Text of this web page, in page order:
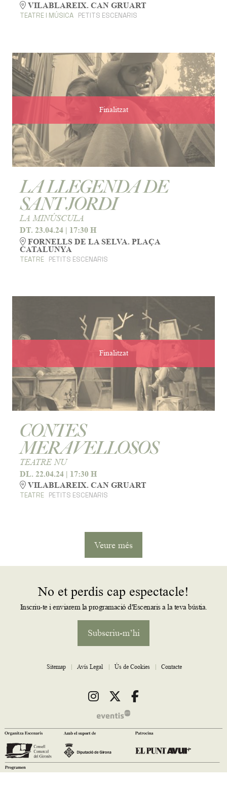
VILABLAREIX. CAN GRUART
TEATRE I MÚSICA PETITS ESCENARIS
Finalitzat
LA LLEGENDA DE
SANT JORDI
LA MINÚSCULA
DT. 23.04.24 | 17:30 H
FORNELLS DE LA SELVA. PLAÇA
CATALUNYA
TEATRE PETITS ESCENARIS
Finalitzat
CONTES
MERAVELLOSOS
TEATRE NU
DL. 22.04.24 | 17:30 H
VILABLAREIX. CAN GRUART
TEATRE PETITS ESCENARIS
Veure més
No et perdis cap espectacle!
Inscriu-te i enviarem la programació d'Escenaris a la teva bústia.
Subscriu-m’hi
Sitemap | Avís Legal | Ús de Cookies | Contacte
Link a instagram
Link a twitter
Link a facebook